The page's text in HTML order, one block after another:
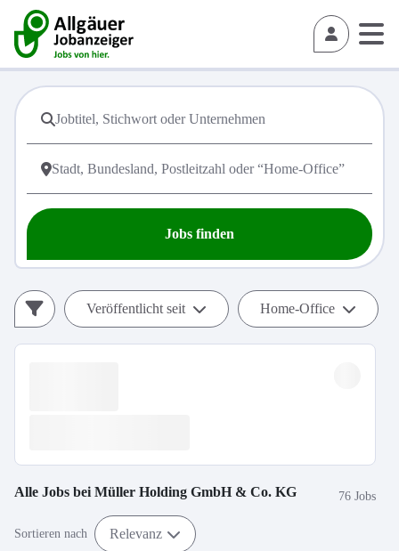
Jobs finden
Veröffentlicht seit Home-Office
Alle Jobs bei Müller Holding GmbH & Co. KG 76 Jobs
Sortieren nach Relevanz